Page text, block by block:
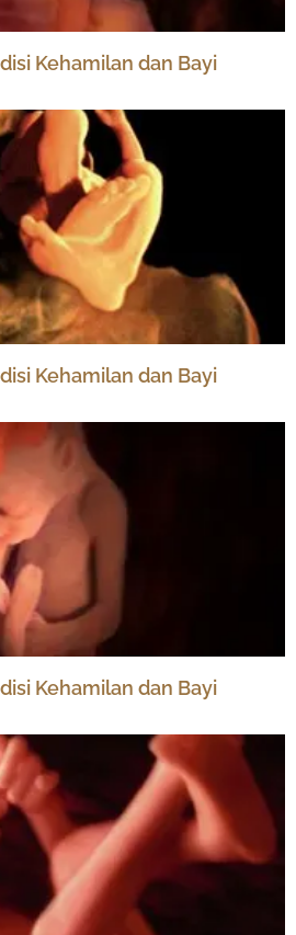
Kehamilan dan Bayi
Kehamilan dan Bayi
Kehamilan dan Bayi